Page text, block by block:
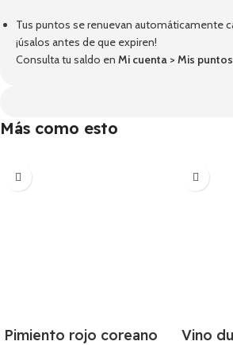
Tus puntos se renuevan automáticamente
¡úsalos antes de que expiren!
Consulta tu saldo en Mi cuenta > Mis puntos
Más como esto
Pimiento rojo coreano
Vino